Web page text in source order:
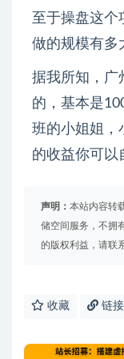
至于操盘这个
做的规模有多
据我所知，广
的，基本是
班的小姐姐，
的收益你可以
声明： 本站内容转
储空间服务，不拥
的版权利益，请联
收藏 链接